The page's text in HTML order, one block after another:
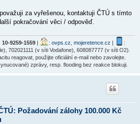
za vyřešenou, kontaktuji ČTÚ s tímto
pokračování věci / odpověď.
10-9259-1559 | : ovps.cz mojeretence.cz |
:
702021111 (v síti Vodafone), 608087777 (v síti O2).
reagovat, použijte oficiální e-mail nebo zavolejte.
zprávy, resp. flooding bez reakce blokuji.
Požadování zálohy 100.000 Kč